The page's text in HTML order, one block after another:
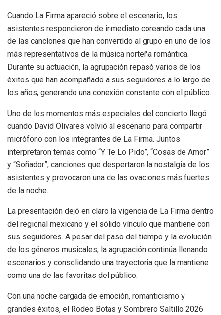
Cuando La Firma apareció sobre el escenario, los
asistentes respondieron de inmediato coreando cada una
de las canciones que han convertido al grupo en uno de los
más representativos de la música norteña romántica.
Durante su actuación, la agrupación repasó varios de los
éxitos que han acompañado a sus seguidores a lo largo de
los años, generando una conexión constante con el público.
Uno de los momentos más especiales del concierto llegó
cuando David Olivares volvió al escenario para compartir
micrófono con los integrantes de La Firma. Juntos
interpretaron temas como “Y Te Lo Pido”, “Cosas de Amor”
y “Soñador”, canciones que despertaron la nostalgia de los
asistentes y provocaron una de las ovaciones más fuertes
de la noche.
La presentación dejó en claro la vigencia de La Firma dentro
del regional mexicano y el sólido vínculo que mantiene con
sus seguidores. A pesar del paso del tiempo y la evolución
de los géneros musicales, la agrupación continúa llenando
escenarios y consolidando una trayectoria que la mantiene
como una de las favoritas del público.
Con una noche cargada de emoción, romanticismo y
grandes éxitos, el Rodeo Botas y Sombrero Saltillo 2026